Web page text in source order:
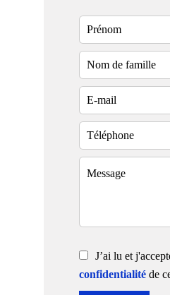
J’ai lu et
confidentialité de